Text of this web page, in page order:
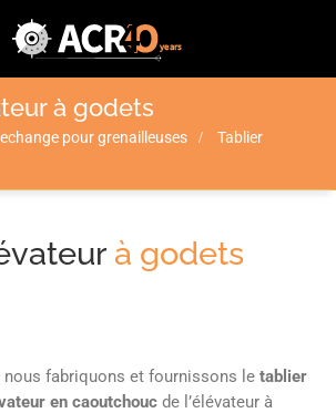
à godets
pour grenailleuses
Tablier
à godets
nous fabriquons et fournissons le tablier
en caoutchouc de l’élévateur à